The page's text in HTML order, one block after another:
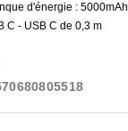
d'énergie : 5000mAh
C - USB C de 0,3 m